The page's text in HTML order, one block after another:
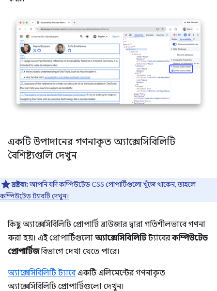
একটি উপাদানের গণনাকৃত অ্যাক্সেসিবিলিটি
বৈশিষ্ট্যগুলি দেখুন
দ্রষ্টব্য:আপনি যদি কম্পিউটেড CSS প্রোপার্টিগুলো খুঁজে থাকেন, তাহলে
কম্পিউটেড ট্যাবটি দেখুন।
কিছু অ্যাক্সেসিবিলিটি প্রোপার্টি ব্রাউজার দ্বারা গতিশীলভাবে গণনা
করা হয়। এই প্রোপার্টিগুলো অ্যাক্সেসিবিলিটিট্যাবেরকম্পিউটেড
প্রোপার্টিজবিভাগে দেখা যেতে পারে।
অ্যাক্সেসিবিলিটি ট্যাবেএকটি এলিমেন্টের গণনাকৃত
অ্যাক্সেসিবিলিটি প্রোপার্টিগুলো দেখুন।